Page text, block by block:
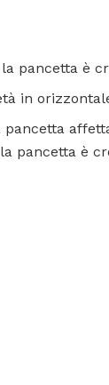
pancetta è
in
pancetta è